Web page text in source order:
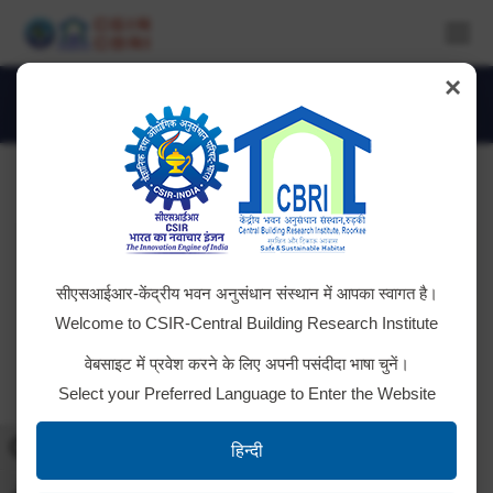
IMG_4380
You are here:
×
सीएसआईआर-केंद्रीय भवन अनुसंधान संस्थान में आपका स्वागत है।
Welcome to CSIR-Central Building Research Institute
वेबसाइट में प्रवेश करने के लिए अपनी पसंदीदा भाषा चुनें।
Select your Preferred Language to Enter the Website
हिन्दी